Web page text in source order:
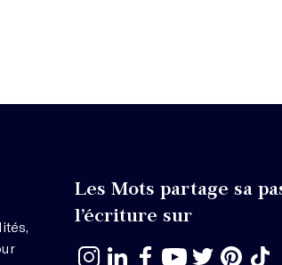
Les Mots partage sa
l’écriture sur